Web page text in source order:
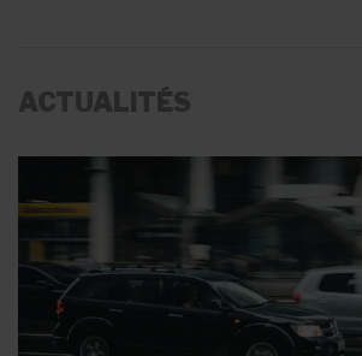
ACTUALITÉS